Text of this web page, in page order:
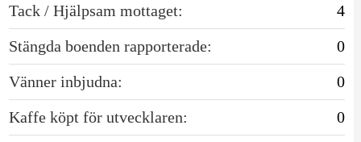
Tack / Hjälpsam mottaget:
4
Stängda boenden rapporterade:
0
Vänner inbjudna:
0
Kaffe köpt för utvecklaren:
0